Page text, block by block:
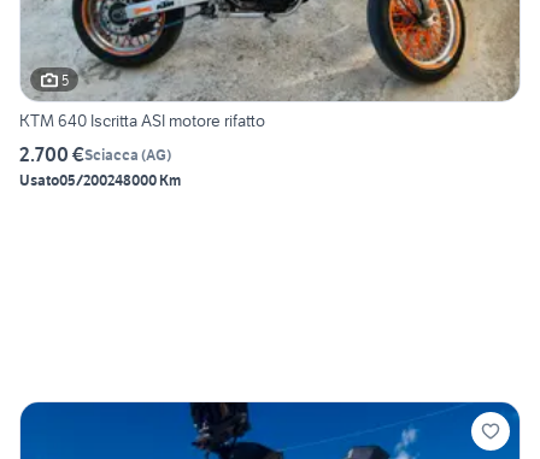
5
KTM 640 Iscritta ASI motore rifatto
2.700 €Sciacca (AG)
Usato05/200248000 Km